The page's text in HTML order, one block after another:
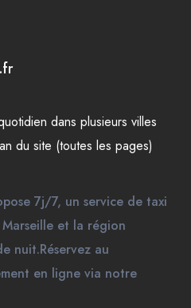
dans plusieurs villes
du site (toutes les pages)
7j/7, un service de taxi
et la région
nuit.Réservez au
en ligne via notre